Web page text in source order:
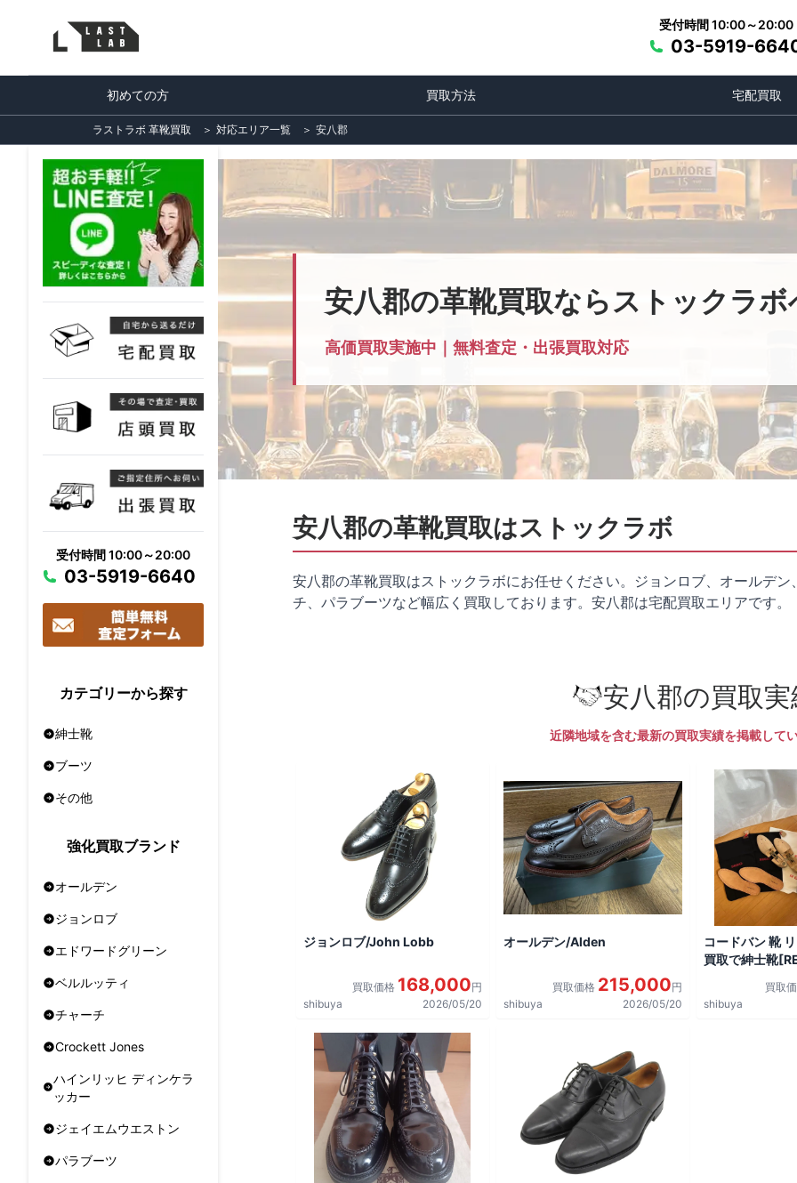
受付時間 10:00～20:00
03-5919-
初めての方 買取方法 宅配買取
ラストラボ 革靴買取 ＞ 対応エリア一覧 ＞ 安八郡
受付時間 10:00～20:00
03-5919-6640
カテゴリーから探す
紳士靴
ブーツ
その他
強化買取ブランド
オールデン
ジョンロブ
エドワードグリーン
ベルルッティ
チャーチ
Crockett Jones
ハインリッヒ ディンケラ
ッカー
ジェイエムウエストン
パラブーツ
安八郡の革靴買取ならストックラボ
高価買取実施中｜無料査定・出張買取対応
安八郡の革靴買取はストックラボ
安八郡の革靴買取はストックラボにお任せください。ジョンロブ、オールデ
チ、パラブーツなど幅広く買取しております。安八郡は宅配買取エリアです。
安八郡の買取
近隣地域を含む最新の買取実績を掲載して
ジョンロブ/John Lobb
買取価格 168,000円
shibuya
2026/05/20
オールデン/Alden
買取価格 215,000円
shibuya
2026/05/20
コードバン 靴
買取で紳士靴
買取
shibuya